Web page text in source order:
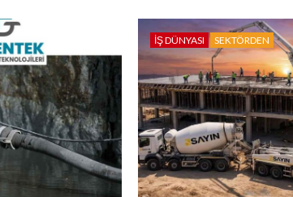
İŞ DÜNYASI SEKTÖRDEN